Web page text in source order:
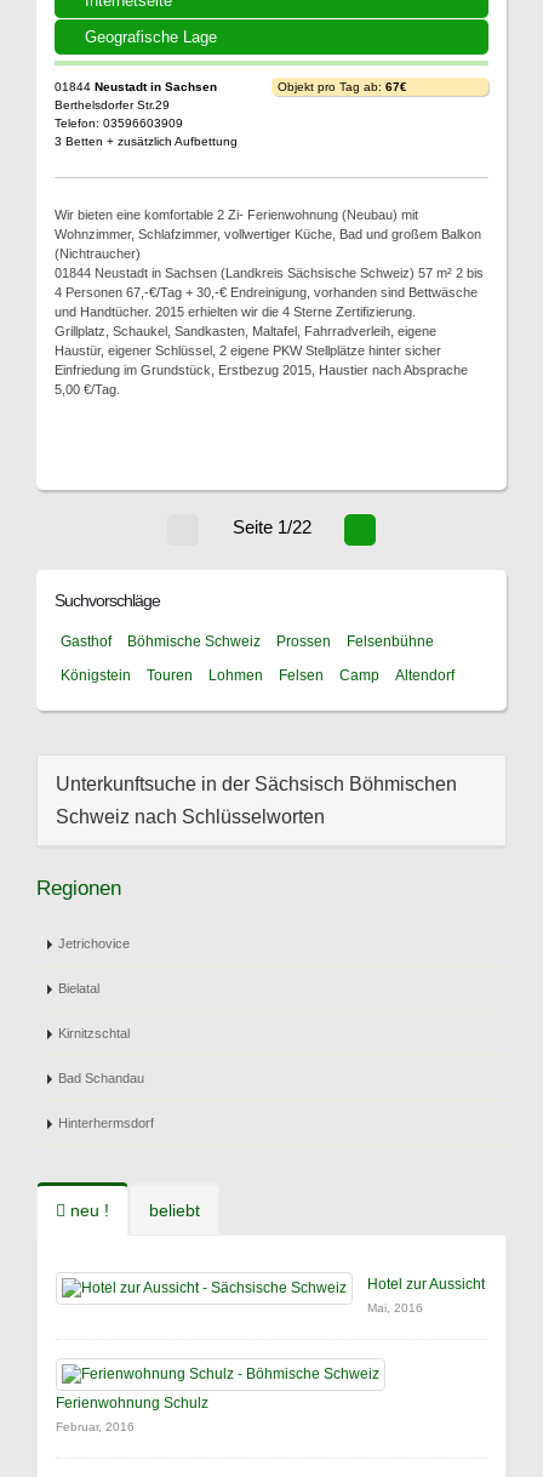
Geografische Lage
01844 Neustadt in Sachsen
Berthelsdorfer Str.29
Telefon: 03596603909
3 Betten + zusätzlich Aufbettung
Objekt pro Tag ab: 67€
Wir bieten eine komfortable 2 Zi- Ferienwohnung (Neubau) mit
Wohnzimmer, Schlafzimmer, vollwertiger Küche, Bad und großem Balkon
(Nichtraucher)
01844 Neustadt in Sachsen (Landkreis Sächsische Schweiz) 57 m² 2 bis
4 Personen 67,-€/Tag + 30,-€ Endreinigung, vorhanden sind Bettwäsche
und Handtücher. 2015 erhielten wir die 4 Sterne Zertifizierung.
Grillplatz, Schaukel, Sandkasten, Maltafel, Fahrradverleih, eigene
Haustür, eigener Schlüssel, 2 eigene PKW Stellplätze hinter sicher
Einfriedung im Grundstück, Erstbezug 2015, Haustier nach Absprache
5,00 €/Tag.
Seite 1/22
Suchvorschläge
Gasthof Böhmische Schweiz Prossen
Felsenbühne
Königstein
Touren Lohmen Felsen Camp Altendorf
Unterkunftsuche in der Sächsisch Böhmischen
Schweiz nach Schlüsselworten
Regionen
Jetrichovice
Bielatal
Kirnitzschtal
Bad Schandau
Hinterhermsdorf
neu ! beliebt
Hotel zur Aussicht
Mai, 2016
Ferienwohnung Schulz
Februar, 2016